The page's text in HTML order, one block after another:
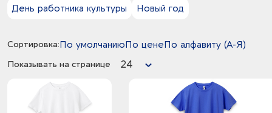
натуральный - прозрачный
натуральный - серебристый
натуральный - черный
натуральный -
деним
джерси
искусственная кожа
Текстильный принтер
Тиснение
Тиснение 72 часа
Трафаретная печать Пуфф
Трафаретная печать Скульптура
День работника культуры
Новый год
Сортировка:По умолчаниюПо ценеПо алфавиту (А-Я)
Показывать на странице 24